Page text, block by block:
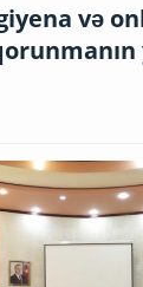
və